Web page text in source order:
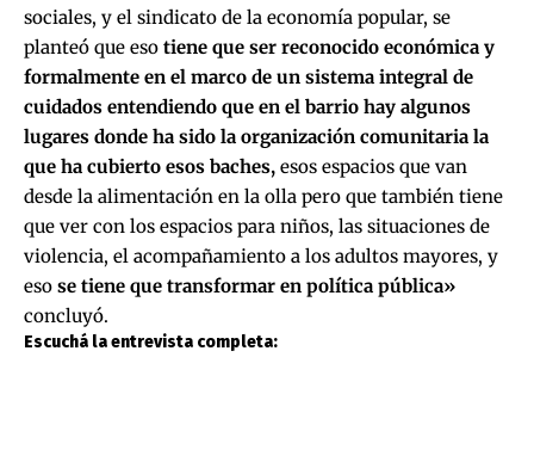
sociales, y el sindicato de la economía popular, se
planteó que eso tiene que ser reconocido económica y
formalmente en el marco de un sistema integral de
cuidados entendiendo que en el barrio hay algunos
lugares donde ha sido la organización comunitaria la
que ha cubierto esos baches, esos espacios que van
desde la alimentación en la olla pero que también tiene
que ver con los espacios para niños, las situaciones de
violencia, el acompañamiento a los adultos mayores, y
eso se tiene que transformar en política pública»
concluyó.
Escuchá la entrevista completa: